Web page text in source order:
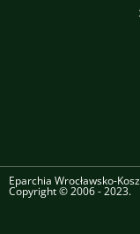
Eparchia Wrocławsko-
Copyright © 2006 - 2023.